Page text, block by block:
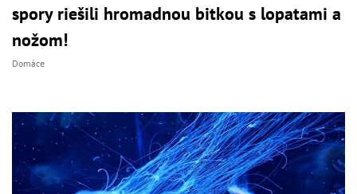
spory riešili hromadnou bitkou s lopatami a
nožom!
Domáce